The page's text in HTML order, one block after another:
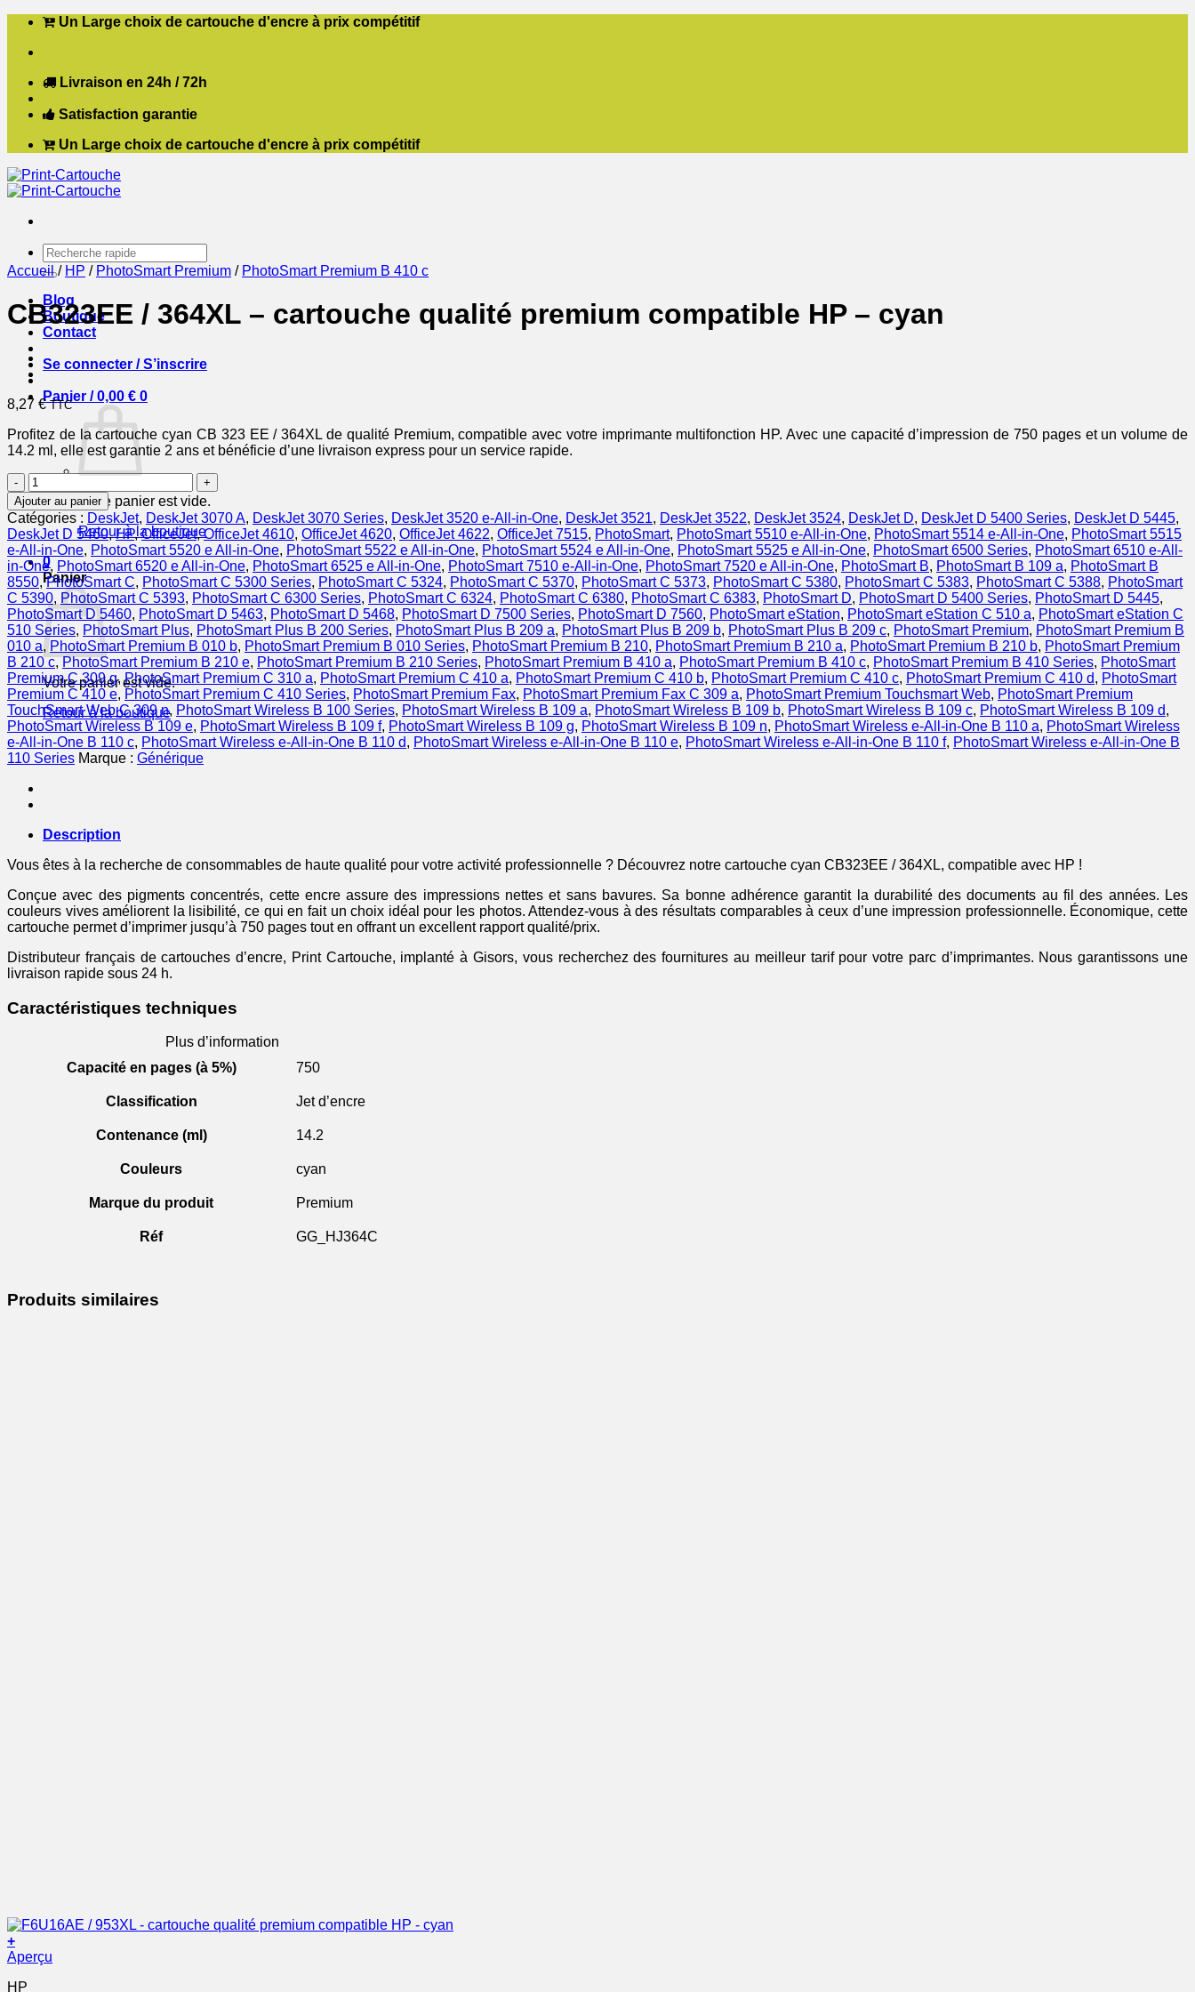
Passer
contenu
Un Large choix de cartouche d'encre à prix compétitif
Livraison en 24h / 72h
Satisfaction garantie
Un Large choix de cartouche d'encre à prix compétitif
Recherche
pour :
Blog
Boutique
Contact
Se connecter / S’inscrire
Panier /0,00 € 0
Votre panier est vide.
Retour à la boutique
0
Panier
Votre panier est vide.
Retour à la boutique
Accueil / HP / PhotoSmart Premium / PhotoSmart Premium B 410 c
CB323EE / 364XL – cartouche qualité premium compatible HP – cyan
8,27 € TTC
Profitez de la cartouche cyan CB 323 EE / 364XL de qualité Premium, compatible avec votre imprimante multifonction HP. Avec une capacité d’impression de 750 pages et un volume de
14.2 ml, elle est garantie 2 ans et bénéficie d’une livraison express pour un service rapide.
quantité
de
CB323EE
/
364XL
-
cartouche
qualité
premium
compatible
HP
-
cyan
Ajouter au panier
Catégories : DeskJet, DeskJet 3070 A, DeskJet 3070 Series, DeskJet 3520 e-All-in-One, DeskJet 3521, DeskJet 3522, DeskJet 3524, DeskJet D, DeskJet D 5400 Series, DeskJet D 5445,
DeskJet D 5460,HP,OfficeJet,OfficeJet 4610, OfficeJet 4620, OfficeJet 4622, OfficeJet 7515, PhotoSmart, PhotoSmart 5510 e-All-in-One, PhotoSmart 5514 e-All-in-One, PhotoSmart 5515
e-All-in-One, PhotoSmart 5520 e All-in-One, PhotoSmart 5522 e All-in-One, PhotoSmart 5524 e All-in-One, PhotoSmart 5525 e All-in-One, PhotoSmart 6500 Series, PhotoSmart 6510 e-All-
in-One, PhotoSmart 6520 e All-in-One, PhotoSmart 6525 e All-in-One, PhotoSmart 7510 e-All-in-One, PhotoSmart 7520 e All-in-One, PhotoSmart B, PhotoSmart B 109 a, PhotoSmart B
8550,PhotoSmart C, PhotoSmart C 5300 Series, PhotoSmart C 5324, PhotoSmart C 5370, PhotoSmart C 5373, PhotoSmart C 5380, PhotoSmart C 5383, PhotoSmart C 5388, PhotoSmart
C 5390, PhotoSmart C 5393, PhotoSmart C 6300 Series, PhotoSmart C 6324, PhotoSmart C 6380, PhotoSmart C 6383, PhotoSmart D, PhotoSmart D 5400 Series, PhotoSmart D 5445,
PhotoSmart D 5460, PhotoSmart D 5463, PhotoSmart D 5468, PhotoSmart D 7500 Series, PhotoSmart D 7560, PhotoSmart eStation, PhotoSmart eStation C 510 a, PhotoSmart eStation C
510 Series, PhotoSmart Plus, PhotoSmart Plus B 200 Series, PhotoSmart Plus B 209 a, PhotoSmart Plus B 209 b, PhotoSmart Plus B 209 c, PhotoSmart Premium, PhotoSmart Premium B
010 a, PhotoSmart Premium B 010 b, PhotoSmart Premium B 010 Series, PhotoSmart Premium B 210, PhotoSmart Premium B 210 a, PhotoSmart Premium B 210 b, PhotoSmart Premium
B 210 c,PhotoSmart Premium B 210 e, PhotoSmart Premium B 210 Series, PhotoSmart Premium B 410 a, PhotoSmart Premium B 410 c, PhotoSmart Premium B 410 Series, PhotoSmart
Premium C 309 g,PhotoSmart Premium C 310 a, PhotoSmart Premium C 410 a, PhotoSmart Premium C 410 b, PhotoSmart Premium C 410 c, PhotoSmart Premium C 410 d, PhotoSmart
Premium C 410 e, PhotoSmart Premium C 410 Series, PhotoSmart Premium Fax, PhotoSmart Premium Fax C 309 a, PhotoSmart Premium Touchsmart Web, PhotoSmart Premium
TouchSmart Web C 309 n, PhotoSmart Wireless B 100 Series, PhotoSmart Wireless B 109 a, PhotoSmart Wireless B 109 b, PhotoSmart Wireless B 109 c, PhotoSmart Wireless B 109 d,
PhotoSmart Wireless B 109 e, PhotoSmart Wireless B 109 f, PhotoSmart Wireless B 109 g, PhotoSmart Wireless B 109 n, PhotoSmart Wireless e-All-in-One B 110 a, PhotoSmart Wireless
e-All-in-One B 110 c, PhotoSmart Wireless e-All-in-One B 110 d, PhotoSmart Wireless e-All-in-One B 110 e, PhotoSmart Wireless e-All-in-One B 110 f, PhotoSmart Wireless e-All-in-One B
110 Series Marque : Générique
Description
Vous êtes à la recherche de consommables de haute qualité pour votre activité professionnelle ? Découvrez notre cartouche cyan CB323EE / 364XL, compatible avec HP !
Conçue avec des pigments concentrés, cette encre assure des impressions nettes et sans bavures. Sa bonne adhérence garantit la durabilité des documents au fil des années. Les
couleurs vives améliorent la lisibilité, ce qui en fait un choix idéal pour les photos. Attendez-vous à des résultats comparables à ceux d’une impression professionnelle. Économique, cette
cartouche permet d’imprimer jusqu’à 750 pages tout en offrant un excellent rapport qualité/prix.
Distributeur français de cartouches d’encre, Print Cartouche, implanté à Gisors, vous recherchez des fournitures au meilleur tarif pour votre parc d’imprimantes. Nous garantissons une
livraison rapide sous 24 h.
Caractéristiques techniques
Plus d’information
Capacité en pages (à 5%)
750
Classification Jet d’encre
Contenance (ml) 14.2
Couleurs cyan
Marque du produit Premium
Réf GG_HJ364C
Produits similaires
+
Aperçu
HP